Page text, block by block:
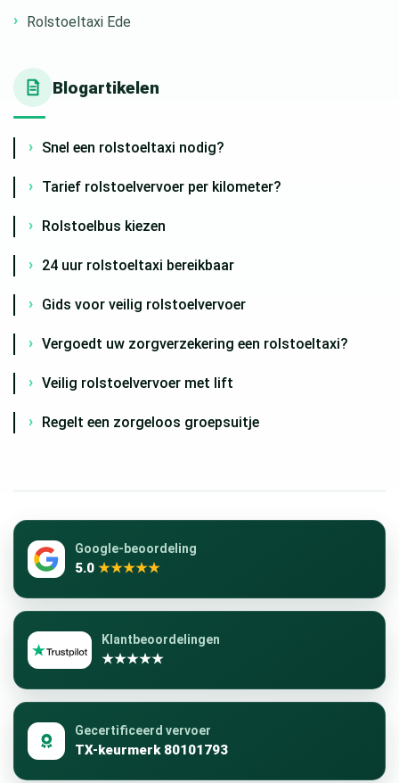
Rolstoeltaxi Ede
Blogartikelen
Snel een rolstoeltaxi nodig?
Tarief rolstoelvervoer per kilometer?
Rolstoelbus kiezen
24 uur rolstoeltaxi bereikbaar
Gids voor veilig rolstoelvervoer
Vergoedt uw zorgverzekering een rolstoeltaxi?
Veilig rolstoelvervoer met lift
Regelt een zorgeloos groepsuitje
Google-beoordeling
5.0 ★★★★★
Klantbeoordelingen
★★★★★
Gecertificeerd vervoer
TX-keurmerk 80101793